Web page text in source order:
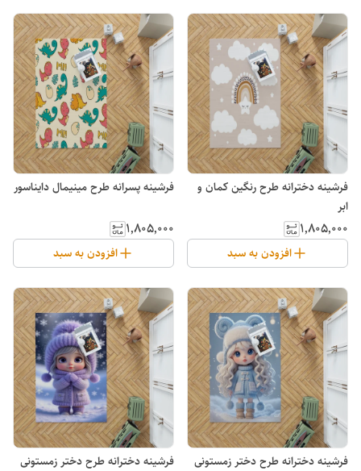
فرشینه دخترانه طرح رنگین کمان و
ابر
۱٬۸۰۵٬۰۰۰
افزودن به سبد
فرشینه پسرانه طرح مینیمال دایناسور
۱٬۸۰۵٬۰۰۰
افزودن به سبد
فرشینه دخترانه طرح دختر زمستونی فرشینه دخترانه طرح دختر زمستونی